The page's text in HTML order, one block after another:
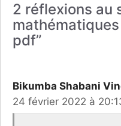
2 réflexions au
pdf”
Bikumba Shabani
24 février 2022 à